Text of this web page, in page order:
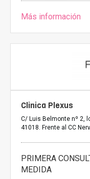
Más información
Clinica Plexus
C/ Luis Belmonte nº 2,
41018. Frente al CC
PRIMERA
MEDIDA